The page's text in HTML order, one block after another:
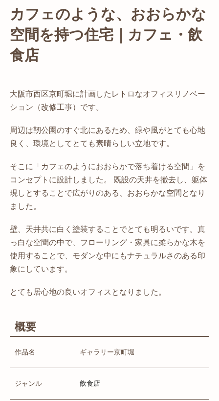
カフェのような、おおらかな
空間を持つ住宅｜カフェ・飲
食店
大阪市西区京町堀に計画したレトロなオフィスリノベー
ション（改修工事）です。
周辺は靭公園のすぐ北にあるため、緑や風がとても心地
良く、環境としてとても素晴らしい立地です。
そこに「カフェのようにおおらかで落ち着ける空間」を
コンセプトに設計しました。 既設の天井を撤去し、躯体
現しとすることで広がりのある、おおらかな空間となり
ました。
壁、天井共に白く塗装することでとても明るいです。真
っ白な空間の中で、フローリング・家具に柔らかな木を
使用することで、モダンな中にもナチュラルさのある印
象にしています。
とても居心地の良いオフィスとなりました。
概要
作品名 ギャラリー京町堀
ジャンル 飲食店